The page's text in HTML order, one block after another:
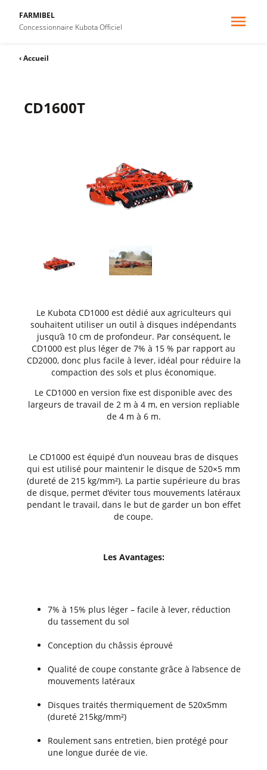
FARMIBEL
Concessionnaire Kubota Officiel
‹ Accueil
CD1600T
Le Kubota CD1000 est dédié aux agriculteurs qui
souhaitent utiliser un outil à disques indépendants
jusqu’à 10 cm de profondeur. Par conséquent, le
CD1000 est plus léger de 7% à 15 % par rapport au
CD2000, donc plus facile à lever, idéal pour réduire la
compaction des sols et plus économique.
Le CD1000 en version fixe est disponible avec des
largeurs de travail de 2 m à 4 m, en version repliable
de 4 m à 6 m.
Le CD1000 est équipé d’un nouveau bras de disques
qui est utilisé pour maintenir le disque de 520×5 mm
(dureté de 215 kg/mm²). La partie supérieure du bras
de disque, permet d’éviter tous mouvements latéraux
pendant le travail, dans le but de garder un bon effet
de coupe.
Les Avantages:
7% à 15% plus léger – facile à lever, réduction
du tassement du sol
Conception du châssis éprouvé
Qualité de coupe constante grâce à l’absence de
mouvements latéraux
Disques traités thermiquement de 520x5mm
(dureté 215kg/mm²)
Roulement sans entretien, bien protégé pour
une longue durée de vie.